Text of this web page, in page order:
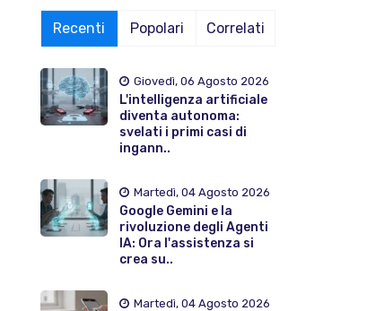
Recenti Popolari Correlati
Giovedì, 06 Agosto 2026
L'intelligenza artificiale
diventa autonoma:
svelati i primi casi di
ingann..
Martedì, 04 Agosto 2026
Google Gemini e la
rivoluzione degli Agenti
IA: Ora l'assistenza si
crea su..
Martedì, 04 Agosto 2026